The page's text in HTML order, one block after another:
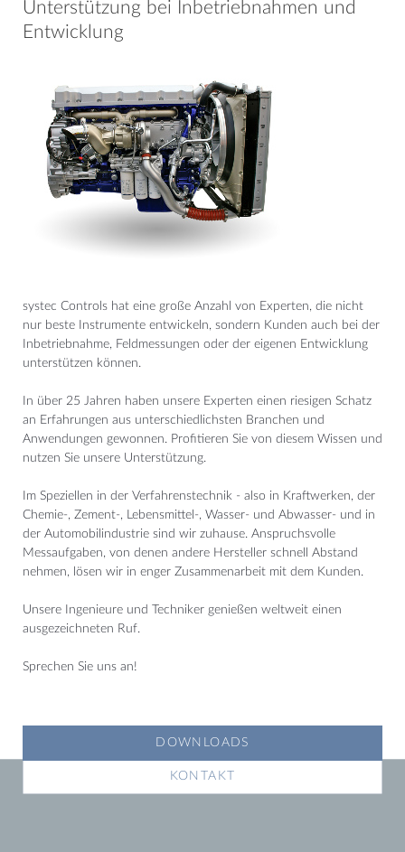
Unterstützung bei Inbetriebnahmen und
Entwicklung
systec Controls hat eine große Anzahl von Experten, die nicht
nur beste Instrumente entwickeln, sondern Kunden auch bei der
Inbetriebnahme, Feldmessungen oder der eigenen Entwicklung
unterstützen können.
In über 25 Jahren haben unsere Experten einen riesigen Schatz
an Erfahrungen aus unterschiedlichsten Branchen und
Anwendungen gewonnen. Profitieren Sie von diesem Wissen und
nutzen Sie unsere Unterstützung.
Im Speziellen in der Verfahrenstechnik - also in Kraftwerken, der
Chemie-, Zement-, Lebensmittel-, Wasser- und Abwasser- und in
der Automobilindustrie sind wir zuhause. Anspruchsvolle
Messaufgaben, von denen andere Hersteller schnell Abstand
nehmen, lösen wir in enger Zusammenarbeit mit dem Kunden.
Unsere Ingenieure und Techniker genießen weltweit einen
ausgezeichneten Ruf.
Sprechen Sie uns an!
DOWNLOADS
KONTAKT